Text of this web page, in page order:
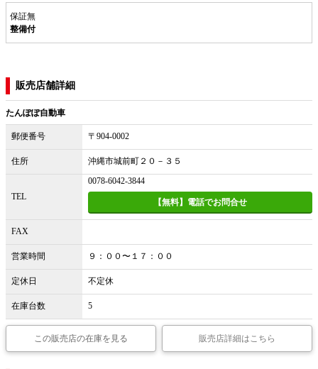
保証無
整備付
販売店舗詳細
たんぽぽ自動車
郵便番号 〒904-0002
住所 沖縄市城前町２０－３５
TEL
0078-6042-3844
【無料】電話でお問合せ
FAX
営業時間 ９：００〜１７：００
定休日 不定休
在庫台数 5
この販売店の在庫を見る 販売店詳細はこちら